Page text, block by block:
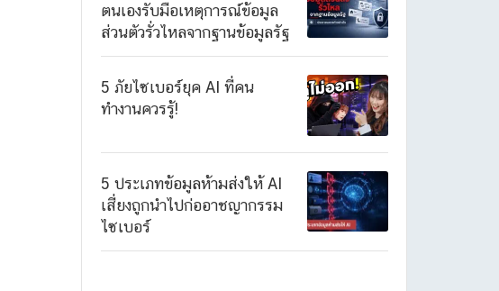
ตนเองรับมือเหตุการณ์ข้อมูล
ส่วนตัวรั่วไหลจากฐานข้อมูลรัฐ
5 ภัยไซเบอร์ยุค AI ที่คน
ทำงานควรรู้!
5 ประเภทข้อมูลห้ามส่งให้ AI
เสี่ยงถูกนำไปก่ออาชญากรรม
ไซเบอร์